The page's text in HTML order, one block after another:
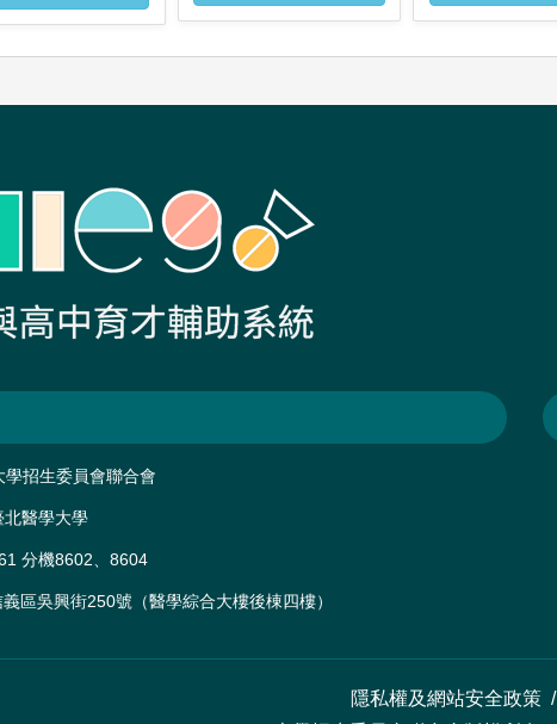
學招生委員會聯合會
北醫學大學
分機8602、8604
區吳興街250號（醫學綜合大樓後棟四樓）
隱私權及網站安全政策 /